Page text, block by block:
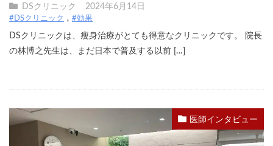
DSクリニック 2024年6月14日
#DSクリニック #効果
DSクリニックは、瘦身治療がとても得意なクリニックです。 院長
の林博之先生は、まだ日本で普及する以前 […]
医師インタビュー